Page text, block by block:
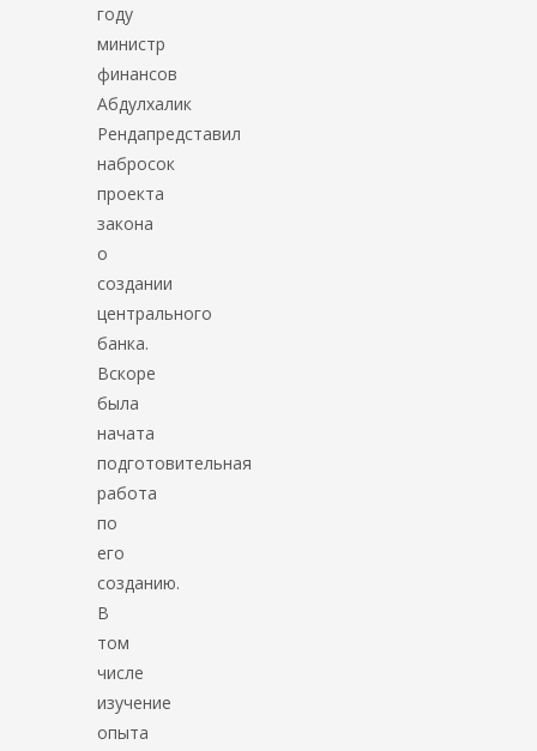
году
министр
финансов
Абдулхалик
Рендапредставил
набросок
проекта
закона
о
создании
центрального
банка.
Вскоре
была
начата
подготовительная
работа
по
его
созданию.
В
том
числе
изучение
опыта